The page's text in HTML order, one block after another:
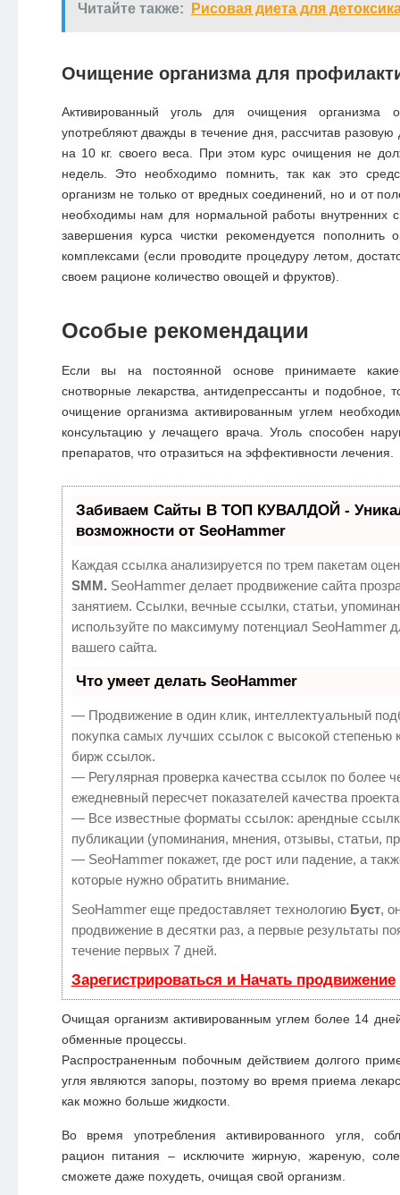
Читайте также: Рисовая диета для
Очищение организма для
Активированный уголь для очищения организма
употребляют дважды в течение дня, рассчитав разовую
на 10 кг. своего веса. При этом курс очищения не
недель. Это необходимо помнить, так как это
организм не только от вредных соединений, но и от
необходимы нам для нормальной работы внутренних
завершения курса чистки рекомендуется пополнить
комплексами (если проводите процедуру летом,
своем рационе количество овощей и фруктов).
Особые рекомендации
Если вы на постоянной основе принимаете
снотворные лекарства, антидепрессанты и подобное,
очищение организма активированным углем
консультацию у лечащего врача. Уголь способен
препаратов, что отразиться на эффективности лечения.
Забиваем Сайты В ТОП КУВАЛДОЙ -
возможности от SeoHammer
Каждая ссылка анализируется по трем пакетам
SMM. SeoHammer делает продвижение сайта
занятием. Ссылки, вечные ссылки, статьи,
используйте по максимуму потенциал SeoHammer
вашего сайта.
Что умеет делать SeoHammer
— Продвижение в один клик, интеллектуальный
покупка самых лучших ссылок с высокой степенью
бирж ссылок.
— Регулярная проверка качества ссылок по более
ежедневный пересчет показателей качества
— Все известные форматы ссылок: арендные
публикации (упоминания, мнения, отзывы, статьи,
— SeoHammer покажет, где рост или падение, а
которые нужно обратить внимание.
SeoHammer еще предоставляет технологию Буст,
продвижение в десятки раз, а первые результаты
течение первых 7 дней.
Зарегистрироваться и Начать продвижение
Очищая организм активированным углем более 14
обменные процессы.
Распространенным побочным действием долгого
угля являются запоры, поэтому во время приема
как можно больше жидкости.
Во время употребления активированного угля,
рацион питания – исключите жирную, жареную,
сможете даже похудеть, очищая свой организм.